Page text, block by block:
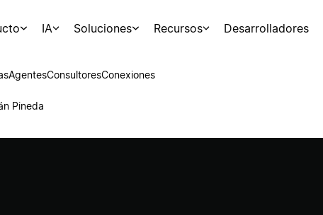
IA Soluciones Recursos Desarrolladores
AgentesConsultoresConexiones
Pineda